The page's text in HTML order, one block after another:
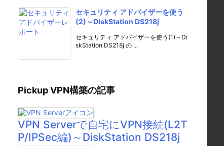
セキュリティ アドバイザーを使う
(2)～DiskStation DS218j
セキュリティ アドバイザーを使う(1)～Di
skStation DS218j の ...
Pickup VPN構築の記事
VPN Serverで自宅にVPN接続(L2T
P/IPSec編)～DiskStation DS218j